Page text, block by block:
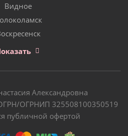
Видное
Александровна
ОГРНИП 325508100350519
публичной офертой